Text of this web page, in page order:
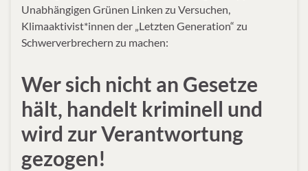
Unabhängigen Grünen Linken zu Versuchen,
Klimaaktivist*innen der „Letzten Generation“ zu
Schwerverbrechern zu machen:
Wer sich nicht an Gesetze
hält, handelt kriminell und
wird zur Verantwortung
gezogen!